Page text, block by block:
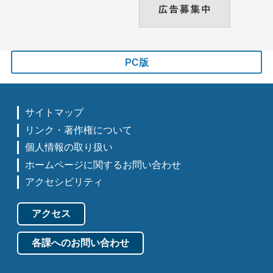
PC版
サイトマップ
リンク・著作権について
個人情報の取り扱い
ホームページに関するお問い合わせ
アクセシビリティ
アクセス
各課へのお問い合わせ